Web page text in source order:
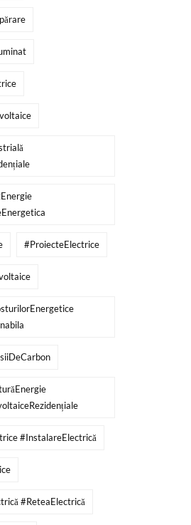
#ProiecteElectrice
#InstalareElectrică
#ReteaElectrică